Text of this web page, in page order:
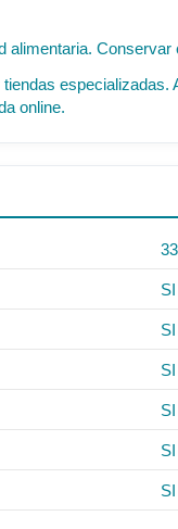
online.
SI
SI
SI
SI
SI
SI